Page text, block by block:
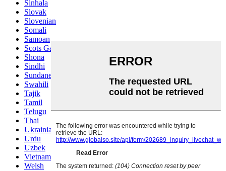
Sinhala
Slovak
Slovenian
Somali
Samoan
Scots Gaelic
Shona
Sindhi
Sundanese
Swahili
Tajik
Tamil
Telugu
Thai
Ukrainian
Urdu
Uzbek
Vietnamese
Welsh